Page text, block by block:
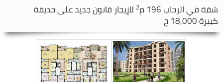
شقة فيالرحاب 2 للإيجار قانون جديد على حديقة
كبيرة 18,000 ج